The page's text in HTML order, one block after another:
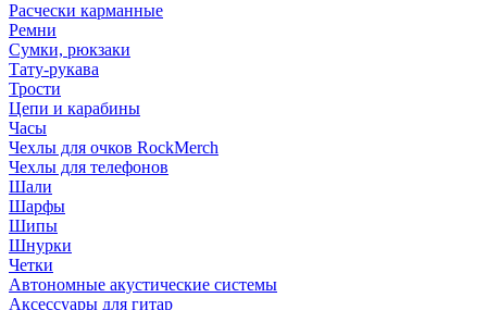
Расчески карманные
Ремни
Сумки, рюкзаки
Тату-рукава
Трости
Цепи и карабины
Часы
Чехлы для очков RockMerch
Чехлы для телефонов
Шали
Шарфы
Шипы
Шнурки
Четки
Автономные акустические системы
Аксессуары для гитар